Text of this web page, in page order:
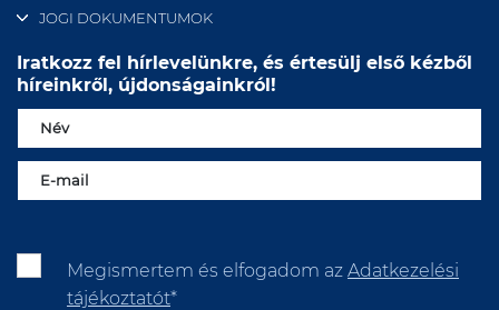
JOGI DOKUMENTUMOK
Iratkozz fel hírlevelünkre, és értesülj első kézből
híreinkről, újdonságainkról!
Megismertem és elfogadom az Adatkezelési
tájékoztatót*